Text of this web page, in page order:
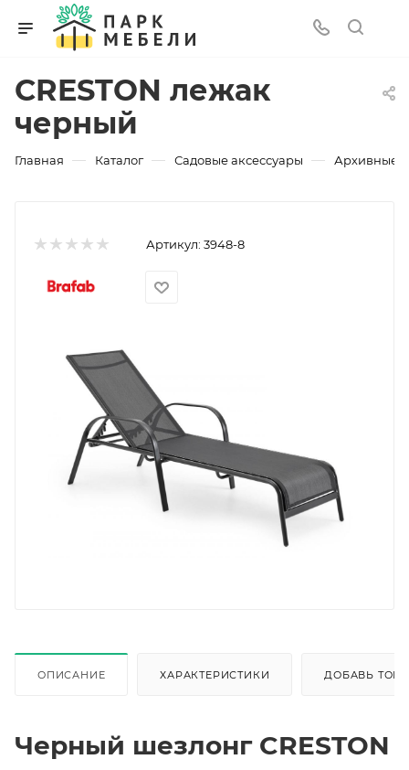
CRESTON лежак
черный
Главная — Каталог — Садовые аксессуары — Архивные
Артикул: 3948-8
ОПИСАНИЕ ХАРАКТЕРИСТИКИ ДОБАВЬ
Черный шезлонг CRESTON